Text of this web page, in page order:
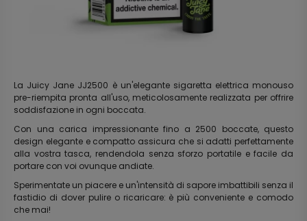
La Juicy Jane JJ2500 è un'elegante sigaretta elettrica monouso
pre-riempita pronta all'uso, meticolosamente realizzata per offrire
soddisfazione in ogni boccata.
Con una carica impressionante fino a 2500 boccate, questo
design elegante e compatto assicura che si adatti perfettamente
alla vostra tasca, rendendola senza sforzo portatile e facile da
portare con voi ovunque andiate.
Sperimentate un piacere e un'intensità di sapore imbattibili senza il
fastidio di dover pulire o ricaricare: è più conveniente e comodo
che mai!